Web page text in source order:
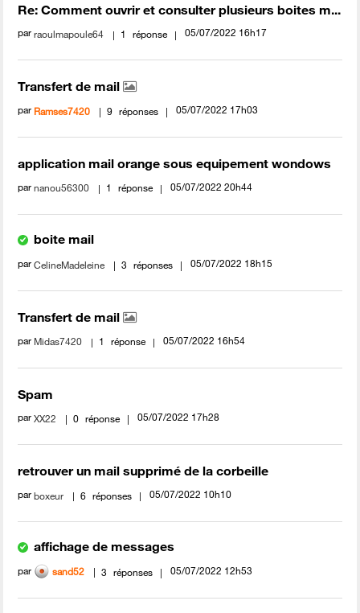
Re: Comment ouvrir et consulter plusieurs boites m...
parraoulmapoule64 1 réponse ‎05/07/2022 16h17
Transfert de mail
par Ramses7420 9 réponses ‎05/07/2022 17h03
application mail orange sous equipement wondows
parnanou56300 1 réponse ‎05/07/2022 20h44
boite mail
parCelineMadeleine 3 réponses ‎05/07/2022 18h15
Transfert de mail
par Midas7420 1 réponse ‎05/07/2022 16h54
Spam
parXX22 0 réponse ‎05/07/2022 17h28
retrouver un mail supprimé de la corbeille
parboxeur 6 réponses ‎05/07/2022 10h10
affichage de messages
par sand52 3 réponses ‎05/07/2022 12h53